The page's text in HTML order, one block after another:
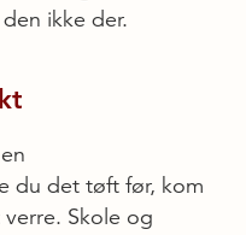
ikke der.
du det tøft før, kom
Skole og